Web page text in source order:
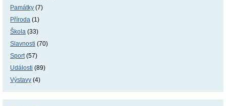
Památky (7)
Příroda (1)
Škola (33)
Slavnosti (70)
Sport(57)
Události (89)
Výstavy (4)